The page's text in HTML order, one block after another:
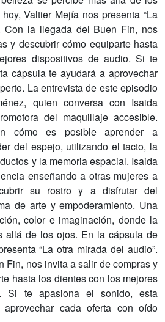
Valtier Mejía nos presenta “La
Con la llegada del Buen Fin, nos
y descubrir cómo equiparte hasta
dispositivos de audio. Si te
cápsula te ayudará a aprovechar
La entrevista de este episodio
quien conversa con Isaida
del maquillaje accesible.
cómo es posible aprender a
del espejo, utilizando el tacto, la
y la memoria espacial. Isaida
enseñando a otras mujeres a
su rostro y a disfrutar del
de arte y empoderamiento. Una
color e imaginación, donde la
allá de los ojos. En la cápsula de
“La otra mirada del audio”.
Fin, nos invita a salir de compras y
hasta los dientes con los mejores
Si te apasiona el sonido, esta
cada oferta con oído